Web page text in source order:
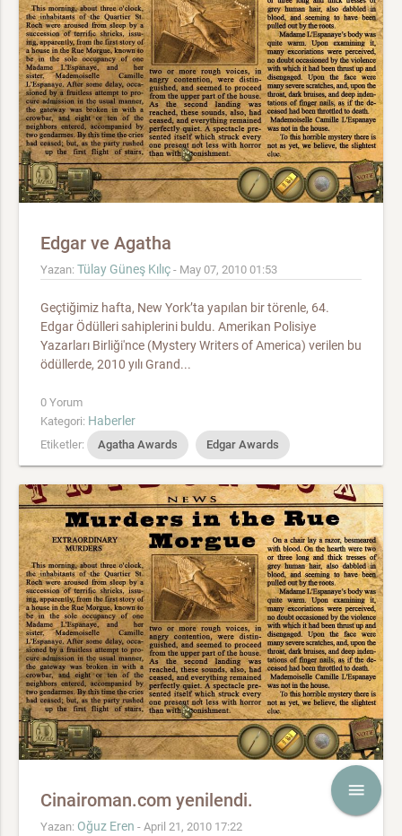
Edgar ve Agatha
Yazan: Tülay Güneş Kılıç - May 07, 2010 01:53
Geçtiğimiz hafta, New York’ta yapılan bir törenle, 64.
Edgar Ödülleri sahiplerini buldu. Amerikan Polisiye
Yazarları Birliği'nce (Mystery Writers of America) verilen bu
ödüllerde, 2010 yılı Grand...
0 Yorum
Kategori: Haberler
Etiketler: Agatha Awards Edgar Awards
Cinairoman.com yenilendi.
Yazan: Oğuz Eren - April 21, 2010 17:22
menu